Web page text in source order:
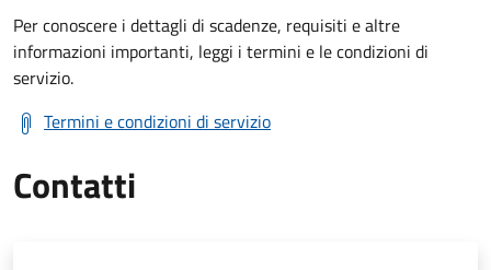
Per conoscere i dettagli di scadenze, requisiti e altre
informazioni importanti, leggi i termini e le condizioni di
servizio.
Termini e condizioni di servizio
Contatti